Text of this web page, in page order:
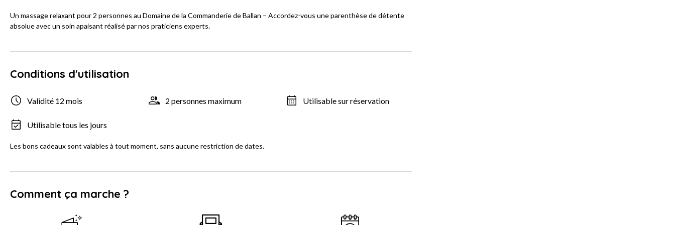
Un massage relaxant pour 2 personnes au Domaine de la Commanderie de Ballan – Accordez-vous une parenthèse de détente
absolue avec un soin apaisant réalisé par nos praticiens experts.
Conditions d'utilisation
Validité 12 mois 2 personnes maximum Utilisable sur réservation
Utilisable tous les jours
Les bons cadeaux sont valables à tout moment, sans aucune restriction de dates.
Comment ça marche ?